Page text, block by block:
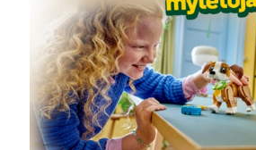
nuolaida pradžiugina
gerbėjus. Būtent LEGO
puiki dovana daugybei
Perkant LEGO internetu
palyginti skirtingus
juos pagal kainą, rinktis
tokia LEGO parduotuvė
naudotis. Taip pat